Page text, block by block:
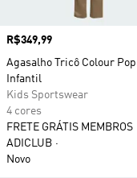
Preço
R$349,99
Agasalho Tricô Colour Pop
Infantil
Kids Sportswear
4 cores
FRETE GRÁTIS MEMBROS
ADICLUB
Novo